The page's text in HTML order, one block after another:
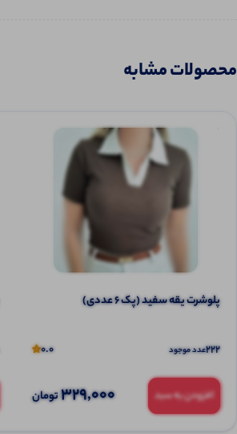
محصولات مشابه
پلوشرت یقه سفید (پک 6 عددی)
222عدد موجود 0.0
افزودن به سبد 329,000تومان